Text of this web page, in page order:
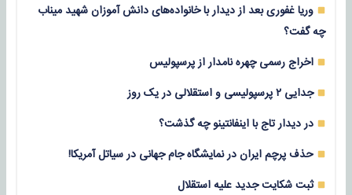
وریا غفوری بعد از دیدار با خانواده‌های دانش آموزان شهید میناب
چه گفت؟
اخراج رسمی چهره نامدار از پرسپولیس
جدایی ۲ پرسپولیسی و استقلالی در یک روز
در دیدار تاج با اینفانتینو چه گذشت؟
حذف پرچم ایران در نمایشگاه جام جهانی در سیاتل آمریکا!
ثبت شکایت جدید علیه استقلال